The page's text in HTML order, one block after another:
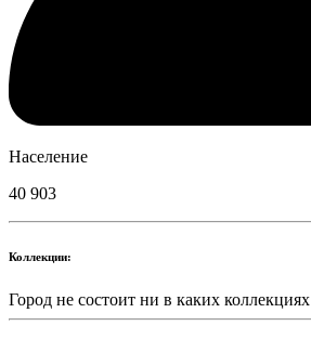
Население
40 903
Коллекции:
Город не состоит ни в каких коллекциях